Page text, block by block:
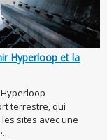
Hyperloop et la
terrestre, qui
sites avec une